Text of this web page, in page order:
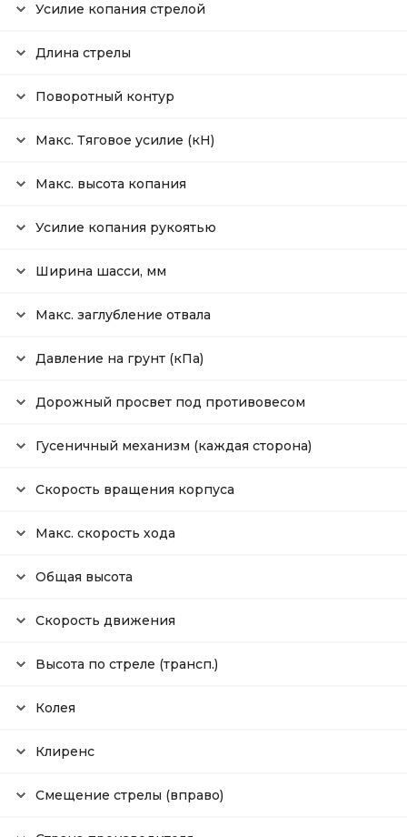
Усилие копания стрелой
Длина стрелы
Поворотный контур
Макс. Тяговое усилие (кН)
Макс. высота копания
Усилие копания рукоятью
Ширина шасси, мм
Макс. заглубление отвала
Давление на грунт (кПа)
Дорожный просвет под противовесом
Гусеничный механизм (каждая сторона)
Скорость вращения корпуса
Макс. скорость хода
Общая высота
Скорость движения
Высота по стреле (трансп.)
Колея
Клиренс
Смещение стрелы (вправо)